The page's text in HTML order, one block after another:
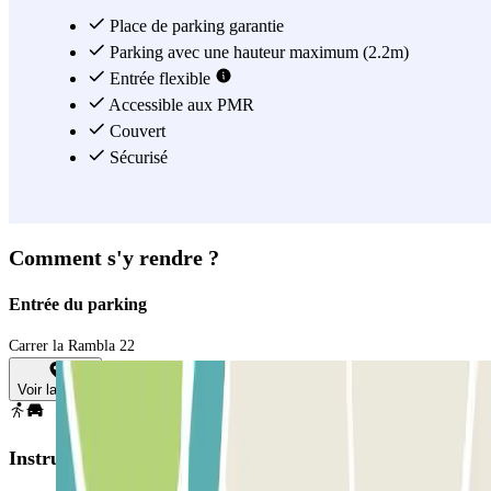
Place de parking garantie
Parking avec une hauteur maximum (2.2m)
Entrée flexible
Accessible aux PMR
Couvert
Sécurisé
Comment s'y rendre ?
Entrée du parking
Carrer la Rambla 22
Voir la carte
Instructions